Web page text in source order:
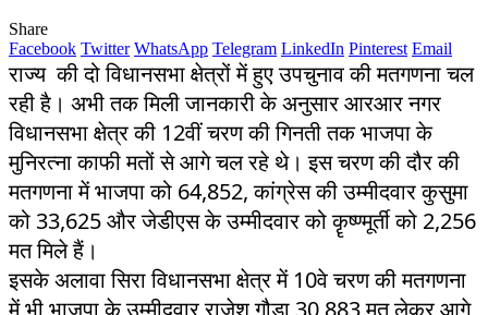
Share
Facebook Twitter WhatsApp Telegram LinkedIn Pinterest Email
राज्य की दो विधानसभा क्षेत्रों में हुए उपचुनाव की मतगणना चल
रही है। अभी तक मिली जानकारी के अनुसार आरआर नगर
विधानसभा क्षेत्र की 12वीं चरण की गिनती तक भाजपा के
मुनिरत्ना काफी मतों से आगे चल रहे थे। इस चरण की दौर की
मतगणना में भाजपा को 64,852, कांग्रेस की उम्मीदवार कुसुमा
को 33,625 और जेडीएस के उम्मीदवार को कॄष्ण्मूर्ती को 2,256
मत मिले हैं।
इसके अलावा सिरा विधानसभा क्षेत्र में 10वे चरण की मतगणना
में भी भाजपा के उम्मीदवार राजेश गौडा 30,883 मत लेकर आगे